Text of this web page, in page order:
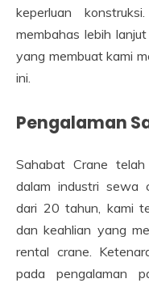
keperluan
membahas lebih
yang membuat kami
ini.
Pengalaman
Sahabat Crane
dalam industri sewa
dari 20 tahun, kami
dan keahlian yang
rental crane.
pada pengalaman